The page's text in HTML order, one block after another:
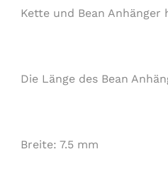
Kette und Bean Anhänger
Die Länge des Bean
Breite: 7.5 mm